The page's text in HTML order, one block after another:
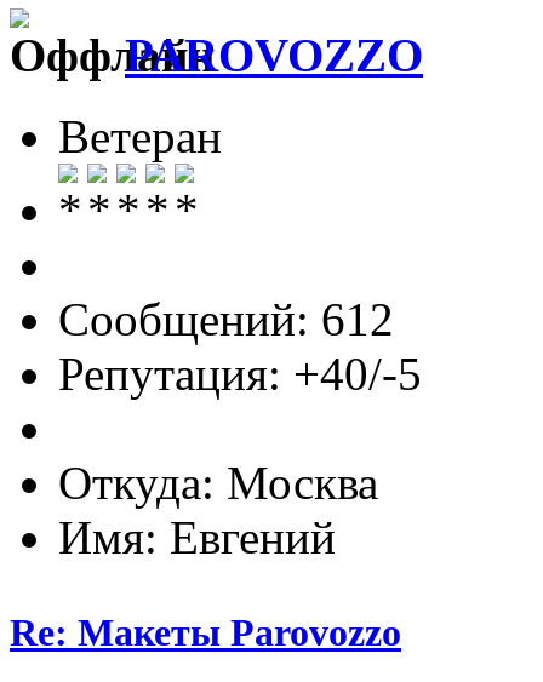
PAROVOZZO
Ветеран
Сообщений: 612
Репутация: +40/-5
Откуда: Москва
Имя: Евгений
Re: Макеты Parovozzo